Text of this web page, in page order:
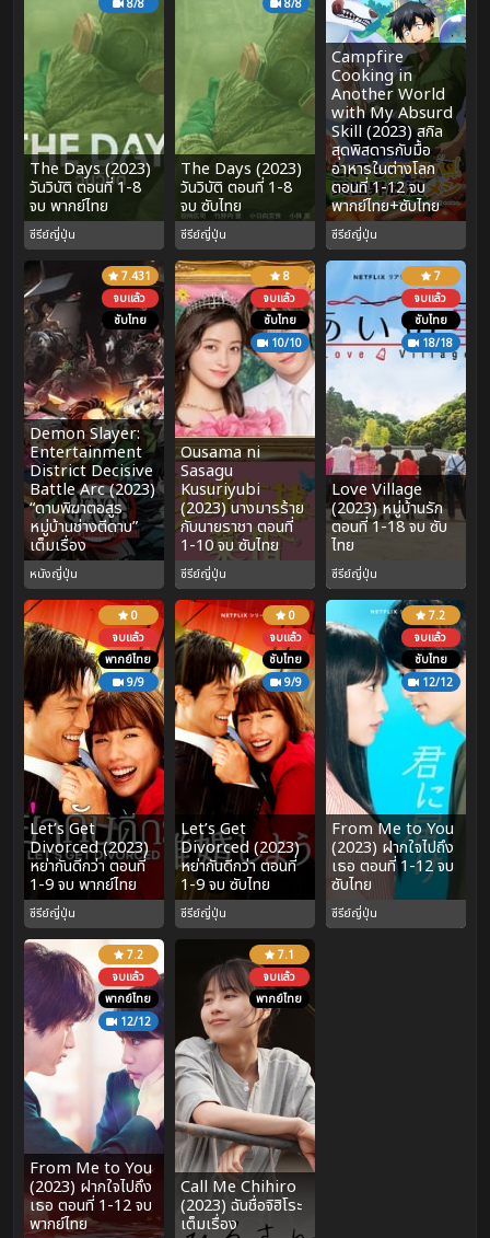
8/8
The Days (2023)
วันวิบัติ ตอนที่ 1-8
จบ พากย์ไทย
ซีรีย์ญี่ปุ่น
8/8
The Days (2023)
วันวิบัติ ตอนที่ 1-8
จบ ซับไทย
ซีรีย์ญี่ปุ่น
Campfire
Cooking in
Another World
with My Absurd
Skill (2023) สกิล
สุดพิสดารกับมื้อ
อาหารในต่างโลก
ตอนที่ 1-12 จบ
พากย์ไทย+ซับไทย
ซีรีย์ญี่ปุ่น
7.431
จบแล้ว
ซับไทย
Demon Slayer:
Entertainment
District Decisive
Battle Arc (2023)
“ดาบพิฆาตอสูร
หมู่บ้านช่างตีดาบ”
เต็มเรื่อง
หนังญี่ปุ่น
8
จบแล้ว
ซับไทย
10/10
Ousama ni
Sasagu
Kusuriyubi
(2023) นางมารร้าย
กับนายราชา ตอนที่
1-10 จบ ซับไทย
ซีรีย์ญี่ปุ่น
7
จบแล้ว
ซับไทย
18/18
Love Village
(2023) หมู่บ้านรัก
ตอนที่ 1-18 จบ ซับ
ไทย
ซีรีย์ญี่ปุ่น
0
จบแล้ว
พากย์ไทย
9/9
Let’s Get
Divorced (2023)
หย่ากันดีกว่า ตอนที่
1-9 จบ พากย์ไทย
ซีรีย์ญี่ปุ่น
0
จบแล้ว
ซับไทย
9/9
Let’s Get
Divorced (2023)
หย่ากันดีกว่า ตอนที่
1-9 จบ ซับไทย
ซีรีย์ญี่ปุ่น
7.2
จบแล้ว
ซับไทย
12/12
From Me to You
(2023) ฝากใจไปถึง
เธอ ตอนที่ 1-12 จบ
ซับไทย
ซีรีย์ญี่ปุ่น
7.2
จบแล้ว
พากย์ไทย
12/12
From Me to You
(2023) ฝากใจไปถึง
เธอ ตอนที่ 1-12 จบ
พากย์ไทย
7.1
จบแล้ว
พากย์ไทย
Call Me Chihiro
(2023) ฉันชื่อจิฮิโระ
เต็มเรื่อง